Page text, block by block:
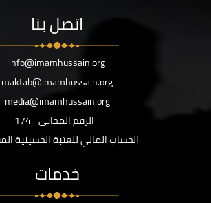
اتصل بنا
info@imamhussain.org
maktab@imamhussain.org
media@imamhussain.org
الرقم المجاني 174
الحساب المالي للعتبة الحسينية
خدمات